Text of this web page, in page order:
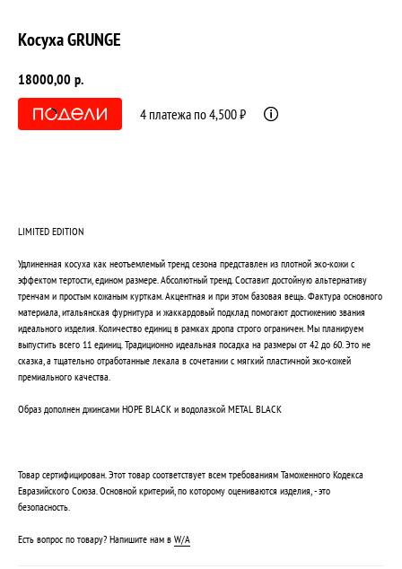
Косуха GRUNGE
18000,00 р.
4 платежа по 4,500 ₽
LIMITED EDITION
Удлиненная косуха как неотъемлемый тренд сезона представлен из плотной эко-кожи с
эффектом тертости, едином размере. Абсолютный тренд. Составит достойную альтернативу
тренчам и простым кожаным курткам. Акцентная и при этом базовая вещь. Фактура основного
материала, итальянская фурнитура и жаккардовый подклад помогают достижению звания
идеального изделия. Количество единиц в рамках дропа строго ограничен. Мы планируем
выпустить всего 11 единиц. Традиционно идеальная посадка на размеры от 42 до 60. Это не
сказка, а тщательно отработанные лекала в сочетании с мягкий пластичной эко-кожей
премиального качества.
Образ дополнен джинсами HOPE BLACK и водолазкой METAL BLACK
Товар сертифицирован. Этот товар соответствует всем требованиям Таможенного Кодекса
Евразийского Союза. Основной критерий, по которому оцениваются изделия, - это
безопасность.
Есть вопрос по товару? Напишите нам в W/A